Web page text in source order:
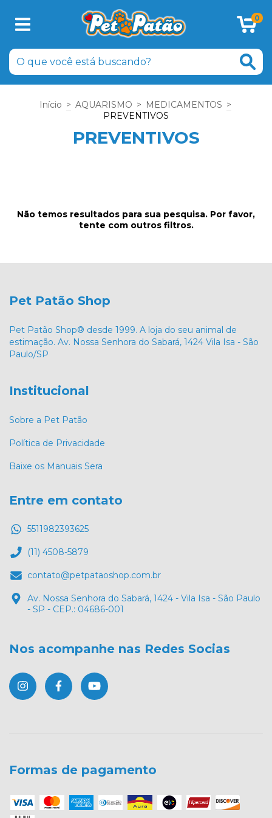
0
Início > AQUARISMO > MEDICAMENTOS >
PREVENTIVOS
PREVENTIVOS
Não temos resultados para sua pesquisa. Por favor,
tente com outros filtros.
Pet Patão Shop
Pet Patão Shop® desde 1999. A loja do seu animal de
estimação. Av. Nossa Senhora do Sabará, 1424 Vila Isa - São
Paulo/SP
Institucional
Sobre a Pet Patão
Política de Privacidade
Baixe os Manuais Sera
Entre em contato
5511982393625
(11) 4508-5879
contato@petpataoshop.com.br
Av. Nossa Senhora do Sabará, 1424 - Vila Isa - São Paulo
- SP - CEP.: 04686-001
Nos acompanhe nas Redes Socias
Formas de pagamento